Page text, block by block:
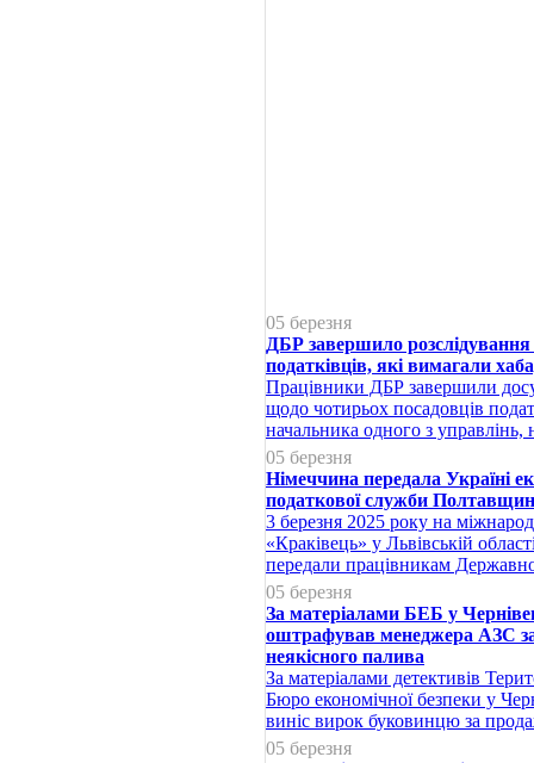
05 березня
ДБР завершило
податківців, які вимагали
Працівники ДБР завершили
щодо чотирьох посадовців
начальника одного з управлінь,
05 березня
Німеччина передала Україні
податкової служби
3 березня 2025 року на
«Краківець» у Львівській
передали працівникам
05 березня
За матеріалами БЕБ у
оштрафував менеджера АЗС за
неякісного палива
За матеріалами детективів
Бюро економічної безпеки у
виніс вирок буковинцю за
05 березня